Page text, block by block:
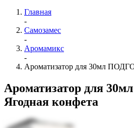
Главная
-
Самозамес
-
Аромамикс
-
Ароматизатор для 30мл
Ароматизатор для
Ягодная конфета